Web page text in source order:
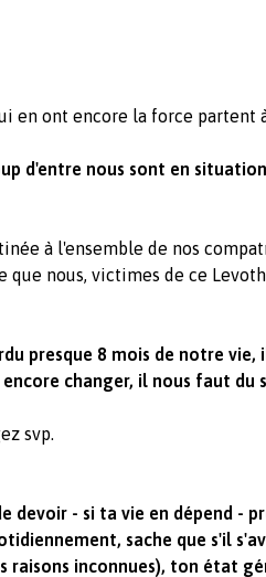
en ont encore la force partent
d'entre nous sont en
à l'ensemble de nos
que nous, victimes de ce
presque 8 mois de notre vie,
encore changer, il nous faut du
svp.
devoir - si ta vie en dépend -
sache que s'il
raisons inconnues), ton état